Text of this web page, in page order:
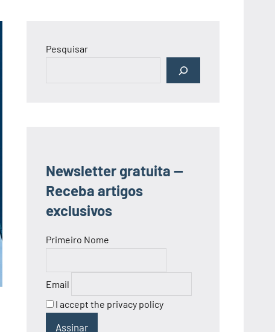
Pesquisar
Newsletter gratuita —
Receba artigos
exclusivos
Primeiro Nome
Email
I accept the privacy policy